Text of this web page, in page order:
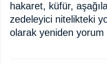
hakaret, küfür,
zedeleyici nitelikteki
olarak yeniden yorum